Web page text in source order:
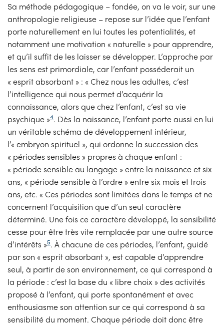
Sa méthode pédagogique – fondée, on va le voir, sur une
anthropologie religieuse – repose sur l’idée que l’enfant
porte naturellement en lui toutes les potentialités, et
notamment une motivation « naturelle » pour apprendre,
et qu’il suffit de les laisser se développer. L’approche par
les sens est primordiale, car l’enfant posséderait un
« esprit absorbant » : « Chez nous les adultes, c’est
l’intelligence qui nous permet d’acquérir la
connaissance, alors que chez l’enfant, c’est sa vie
psychique »4. Dès la naissance, l’enfant porte aussi en lui
un véritable schéma de développement intérieur,
l’« embryon spirituel », qui ordonne la succession des
« périodes sensibles » propres à chaque enfant :
« période sensible au langage » entre la naissance et six
ans, « période sensible à l’ordre » entre six mois et trois
ans, etc. « Ces périodes sont limitées dans le temps et ne
concernent l’acquisition que d’un seul caractère
déterminé. Une fois ce caractère développé, la sensibilité
cesse pour être très vite remplacée par une autre source
d’intérêts »5. À chacune de ces périodes, l’enfant, guidé
par son « esprit absorbant », est capable d’apprendre
seul, à partir de son environnement, ce qui correspond à
la période : c’est la base du « libre choix » des activités
proposé à l’enfant, qui porte spontanément et avec
enthousiasme son attention sur ce qui correspond à sa
sensibilité du moment. Chaque période doit donc être